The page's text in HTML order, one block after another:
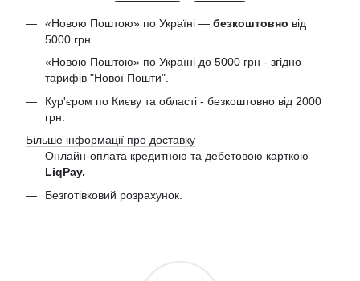
«Новою Поштою» по Україні — безкоштовно від
5000 грн.
«Новою Поштою» по Україні до 5000 грн - згідно
тарифів "Нової Пошти".
Кур'єром по Києву та області - безкоштовно від 2000
грн.
Більше інформації про доставку
Онлайн-оплата кредитною та дебетовою карткою
LiqPay.
Безготівковий розрахунок.